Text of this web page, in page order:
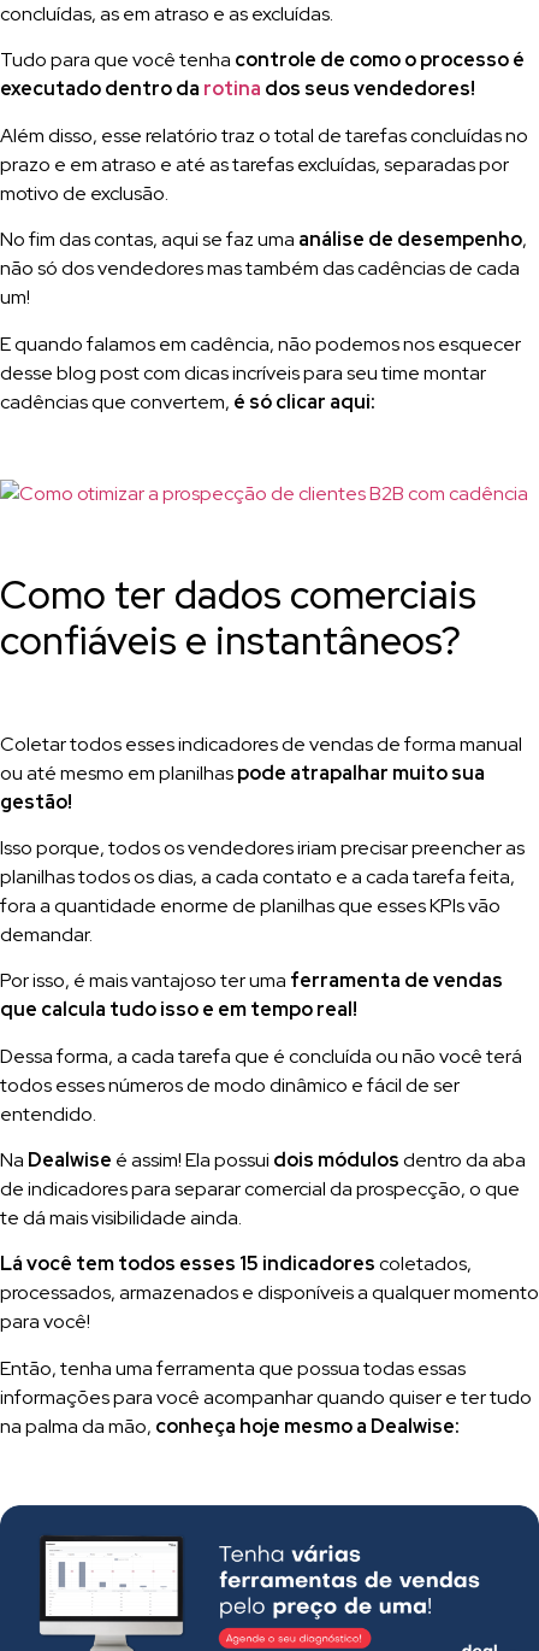
concluídas, as em atraso e as excluídas.
Tudo para que você tenha controle de como o processo é
executado dentro da rotina dos seus vendedores!
Além disso, esse relatório traz o total de tarefas concluídas no
prazo e em atraso e até as tarefas excluídas, separadas por
motivo de exclusão.
No fim das contas, aqui se faz uma análise de desempenho,
não só dos vendedores mas também das cadências de cada
um!
E quando falamos em cadência, não podemos nos esquecer
desse blog post com dicas incríveis para seu time montar
cadências que convertem, é só clicar aqui:
Como ter dados comerciais
confiáveis e instantâneos?
Coletar todos esses indicadores de vendas de forma manual
ou até mesmo em planilhaspode atrapalhar muito sua
gestão!
Isso porque, todos os vendedores iriam precisar preencher as
planilhas todos os dias, a cada contato e a cada tarefa feita,
fora a quantidade enorme de planilhas que esses KPIs vão
demandar.
Por isso, é mais vantajoso ter uma ferramenta de vendas
que calcula tudo isso e em tempo real!
Dessa forma, a cada tarefa que é concluída ou não você terá
todos esses números de modo dinâmico e fácil de ser
entendido.
Na Dealwise é assim! Ela possui dois módulosdentro da aba
de indicadores para separar comercial da prospecção, o que
te dá mais visibilidade ainda.
Lá você tem todos esses 15 indicadorescoletados,
processados, armazenados e disponíveis a qualquer momento
para você!
Então, tenha uma ferramenta que possua todas essas
informações para você acompanhar quando quiser e ter tudo
na palma da mão, conheça hoje mesmo a Dealwise: